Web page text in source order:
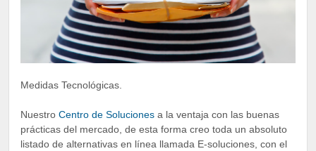
Medidas Tecnológicas.
Nuestro Centro de Soluciones a la ventaja con las buenas
prácticas del mercado, de esta forma creo toda un absoluto
listado de alternativas en línea llamada E-soluciones, con el